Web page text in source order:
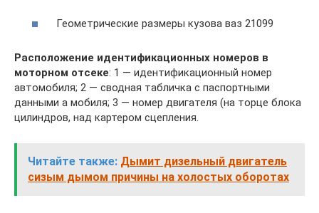
Геометрические размеры кузова ваз 21099
Расположение идентификационных номеров в
моторном отсеке: 1 — идентификационный номер
автомобиля; 2 — сводная табличка с паспортными
данными а мобиля; 3 — номер двигателя (на торце блока
цилиндров, над картером сцепления.
Читайте также: Дымит дизельный двигатель
сизым дымом причины на холостых оборотах